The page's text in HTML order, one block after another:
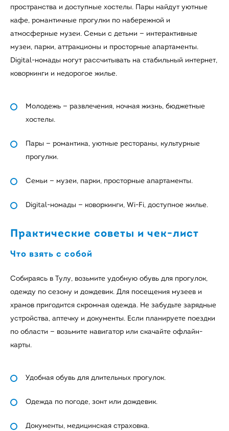
пространства и доступные хостелы. Пары найдут уютные
кафе, романтичные прогулки по набережной и
атмосферные музеи. Семьи с детьми — интерактивные
музеи, парки, аттракционы и просторные апартаменты.
Digital-номады могут рассчитывать на стабильный интернет,
коворкинги и недорогое жилье.
Молодежь — развлечения, ночная жизнь, бюджетные
хостелы.
Пары — романтика, уютные рестораны, культурные
прогулки.
Семьи — музеи, парки, просторные апартаменты.
Digital-номады — коворкинги, Wi-Fi, доступное жилье.
Практические советы и чек-лист
Что взять с собой
Собираясь в Тулу, возьмите удобную обувь для прогулок,
одежду по сезону и дождевик. Для посещения музеев и
храмов пригодится скромная одежда. Не забудьте зарядные
устройства, аптечку и документы. Если планируете поездки
по области — возьмите навигатор или скачайте офлайн-
карты.
Удобная обувь для длительных прогулок.
Одежда по погоде, зонт или дождевик.
Документы, медицинская страховка.